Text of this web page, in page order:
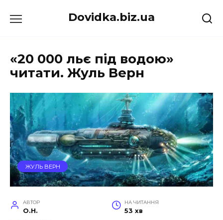
до
Dovidka.biz.ua
«20 000 льє під водою»
читати. Жуль Верн
ЖУЛЬ ВЕРН
АВТОР
O.H.
НА ЧИТАННЯ
53 хв